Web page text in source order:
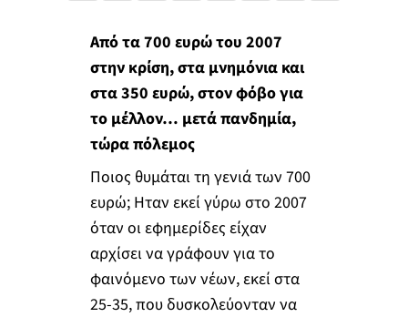
Από τα 700 ευρώ του 2007
στην κρίση, στα μνημόνια και
στα 350 ευρώ, στον φόβο για
το μέλλον… μετά πανδημία,
τώρα πόλεμος
Ποιος θυµάται τη γενιά των 700
ευρώ; Ηταν εκεί γύρω στο 2007
όταν οι εφημερίδες είχαν
αρχίσει να γράφουν για το
φαινόμενο των νέων, εκεί στα
25-35, που δυσκολεύονταν να